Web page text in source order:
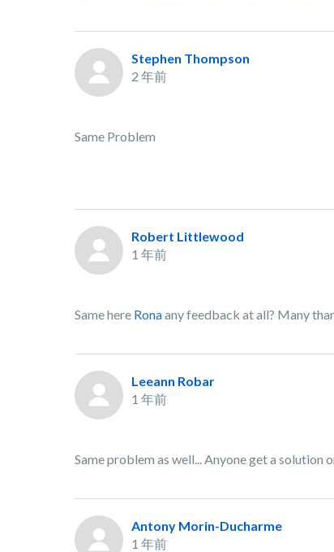
Stephen Thompson
2 年前
Same Problem
Robert Littlewood
1 年前
Same here Ronaany feedback at all? Many
Leeann Robar
1 年前
Same problem as well... Anyone get a
Antony Morin-Ducharme
1 年前